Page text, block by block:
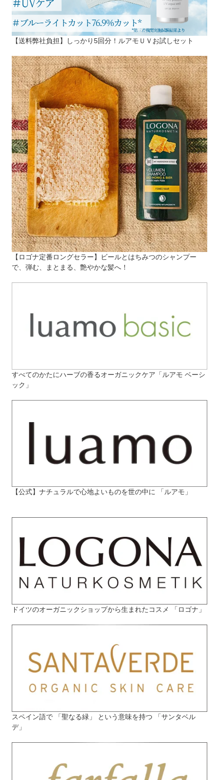
【送料弊社負担】しっかり5回分！ルアモＵＶお試しセット
【ロゴナ定番ロングセラー】ビールとはちみつのシャンプー
で、弾む、まとまる、艶やかな髪へ！
すべてのかたにハーブの香るオーガニックケア「ルアモ ベーシ
ック」
【公式】ナチュラルで心地よいものを世の中に 「ルアモ」
ドイツのオーガニックショップから生まれたコスメ 「ロゴナ」
スペイン語で 「聖なる緑」 という意味を持つ 「サンタベル
デ」